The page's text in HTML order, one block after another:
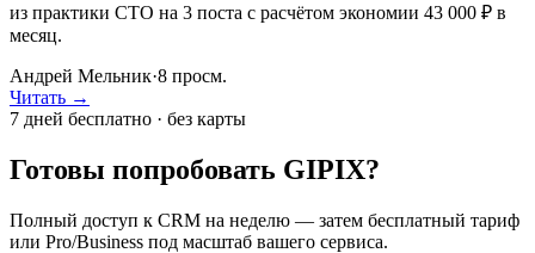
из практики СТО на 3 поста с расчётом экономии 43 000 ₽ в
месяц.
Андрей Мельник·8 просм.
Читать →
7 дней бесплатно · без карты
Готовы попробовать GIPIX?
Полный доступ к CRM на неделю — затем бесплатный тариф
или Pro/Business под масштаб вашего сервиса.